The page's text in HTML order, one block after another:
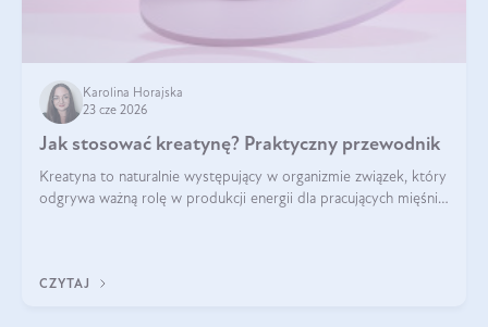
Karolina Horajska
23 cze 2026
Jak stosować kreatynę? Praktyczny przewodnik
Kreatyna to naturalnie występujący w organizmie związek, który
odgrywa ważną rolę w produkcji energii dla pracujących mięśni.
CZYTAJ